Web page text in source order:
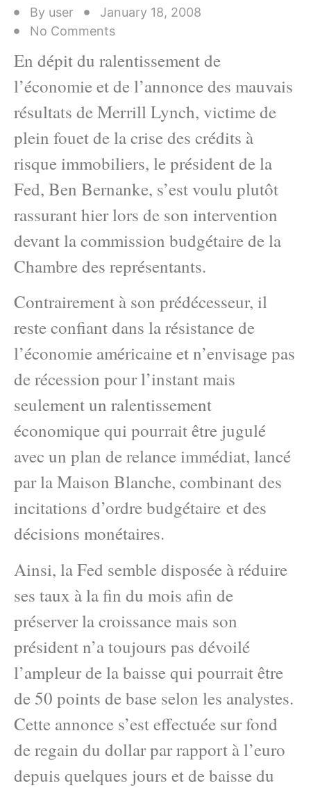
By user
January 18, 2008
No Comments
En dépit du ralentissement de
l’économie et de l’annonce des mauvais
résultats de Merrill Lynch, victime de
plein fouet de la crise des crédits à
risque immobiliers, le président de la
Fed, Ben Bernanke, s’est voulu plutôt
rassurant hier lors de son intervention
devant la commission budgétaire de la
Chambre des représentants.
Contrairement à son prédécesseur, il
reste confiant dans la résistance de
l’économie américaine et n’envisage pas
de récession pour l’instant mais
seulement un ralentissement
économique qui pourrait être jugulé
avec un plan de relance immédiat, lancé
par la Maison Blanche, combinant des
incitations d’ordre budgétaire et des
décisions monétaires.
Ainsi, la Fed semble disposée à réduire
ses taux à la fin du mois afin de
préserver la croissance mais son
président n’a toujours pas dévoilé
l’ampleur de la baisse qui pourrait être
de 50 points de base selon les analystes.
Cette annonce s’est effectuée sur fond
de regain du dollar par rapport à l’euro
depuis quelques jours et de baisse du